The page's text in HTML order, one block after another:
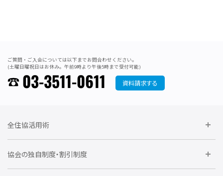
ご質問・ご入会については以下までお問合わせください。
(土曜日曜祝日はお休み。午前9時より午後5時まで受付可能)
03-3511-0611 資料請求する
全住協活用術
委員会に参加しよう
協会の独自制度・割引制度